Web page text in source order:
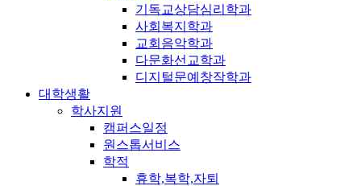
기독교상담심리학과
사회복지학과
교회음악학과
다문화선교학과
디지털문예창작학과
대학생활
학사지원
캠퍼스일정
원스톱서비스
학적
휴학,복학,자퇴